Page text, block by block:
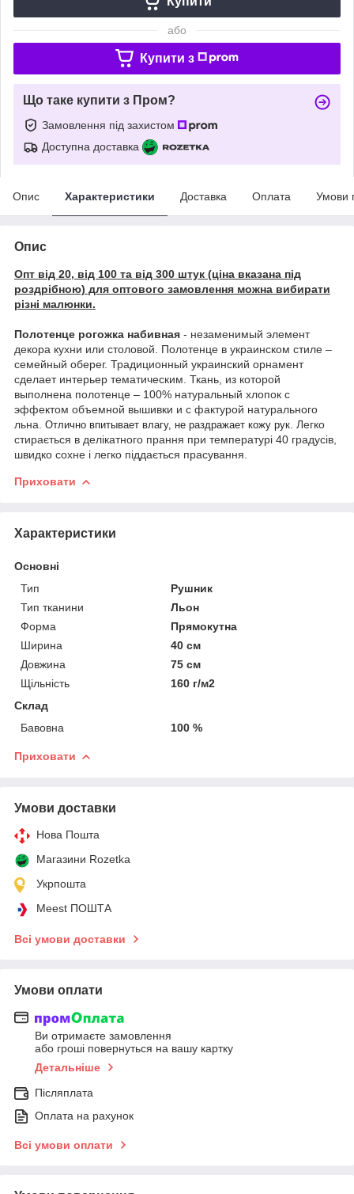
або
Купити з
Що таке купити з Пром?
Замовлення під захистом
Доступна доставка
Опис Характеристики Доставка Оплата Умови
Опис
Опт від 20, від 100 та від 300 штук (ціна вказана під
роздрібною) для оптового замовлення можна вибирати
різні малюнки.
Полотенце рогожка набивная - незаменимый элемент
декора кухни или столовой. Полотенце в украинском стиле –
семейный оберег. Традиционный украинский орнамент
сделает интерьер тематическим. Ткань, из которой
выполнена полотенце – 100% натуральный хлопок с
эффектом объемной вышивки и с фактурой натурального
льна. Отлично впитывает влагу, не раздражает кожу рук. Легко
стирається в делікатного прання при температурі 40 градусів,
швидко сохне і легко піддається прасування.
Приховати
Характеристики
Основні
Тип
Рушник
Тип тканини
Льон
Форма
Прямокутна
Ширина
40 см
Довжина
75 см
Щільність
160 г/м2
Склад
Бавовна
100 %
Приховати
Умови доставки
Нова Пошта
Магазини Rozetka
Укрпошта
Meest ПОШТА
Всі умови доставки
Умови оплати
Ви отримаєте замовлення
або гроші повернуться на вашу картку
Детальніше
Післяплата
Оплата на рахунок
Всі умови оплати